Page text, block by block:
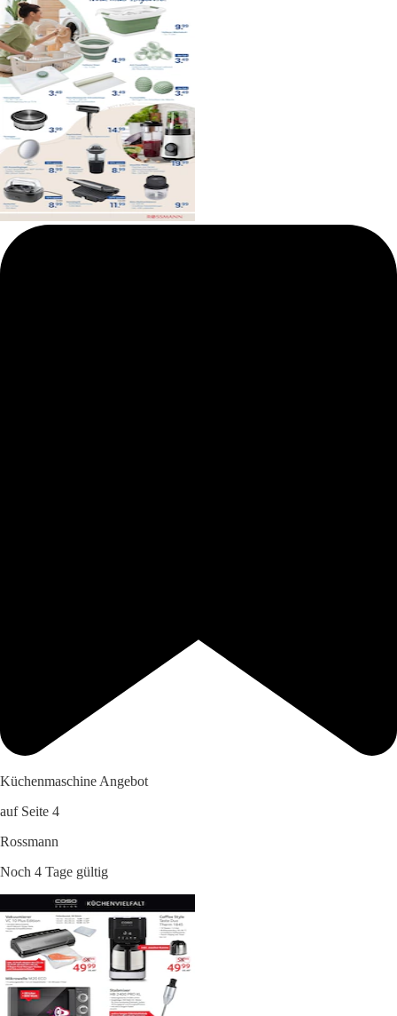
Küchenmaschine Angebot
auf Seite 4
Rossmann
Noch 4 Tage gültig